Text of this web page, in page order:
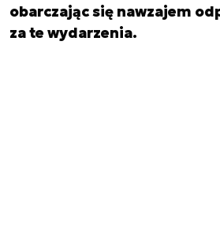
obarczając się nawzajem
za te wydarzenia.